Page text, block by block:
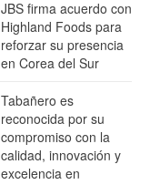
JBS firma acuerdo con
Highland Foods para
reforzar su presencia
en Corea del Sur
Tabañero es
reconocida por su
compromiso con la
calidad, innovación y
excelencia en